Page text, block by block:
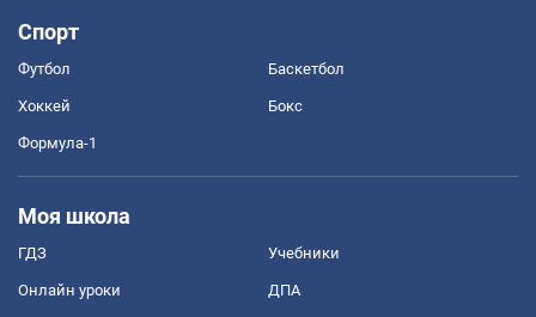
Спорт
Футбол Баскетбол
Хоккей Бокс
Формула-1
Моя школа
ГДЗ Учебники
Онлайн уроки ДПА